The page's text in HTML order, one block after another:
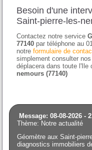
Besoin d'une
Saint-pierre-les-
Contactez notre service
77140 par téléphone au
notreformulaire de
simplement consulter
déplacera dans toute
nemours (77140)
Message: 08-08-2026 -
Thème: Notre actualité
Géomètre aux Saint-
diagnostics immobiliers